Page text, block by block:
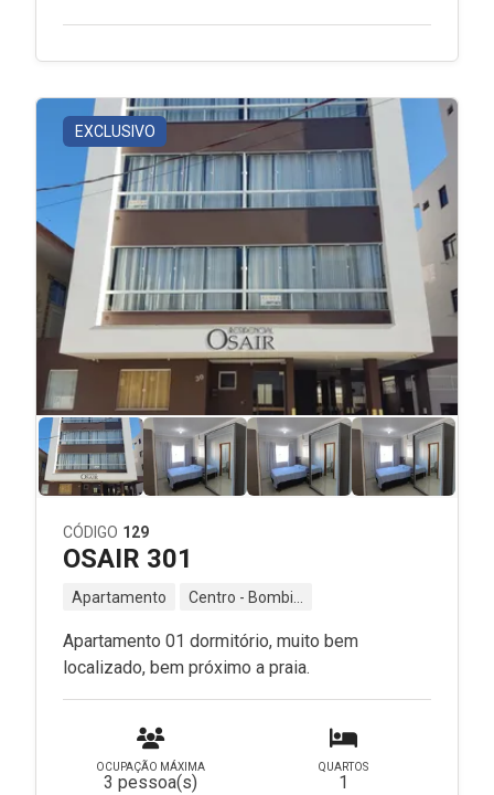
EXCLUSIVO
CÓDIGO 129
OSAIR 301
Apartamento
Apartamento 01 dormitório, muito bem
localizado, bem próximo a praia.
OCUPAÇÃO MÁXIMA
3 pessoa(s)
QUARTOS
1